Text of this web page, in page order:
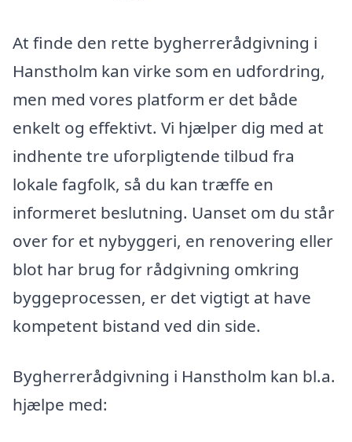
At finde den rette bygherrerådgivning i
Hanstholm kan virke som en udfordring,
men med vores platform er det både
enkelt og effektivt. Vi hjælper dig med at
indhente tre uforpligtende tilbud fra
lokale fagfolk, så du kan træffe en
informeret beslutning. Uanset om du står
over for et nybyggeri, en renovering eller
blot har brug for rådgivning omkring
byggeprocessen, er det vigtigt at have
kompetent bistand ved din side.
Bygherrerådgivning i Hanstholm kan bl.a.
hjælpe med: